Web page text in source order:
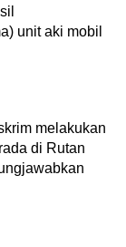
unit aki mobil
melakukan
di Rutan